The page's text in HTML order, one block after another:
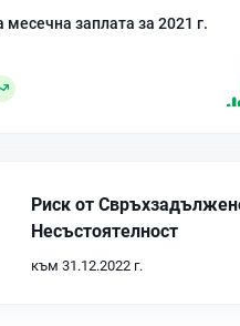
месечна заплата за 2021 г.
Риск от
Несъстоятелност
към 31.12.2022 г.